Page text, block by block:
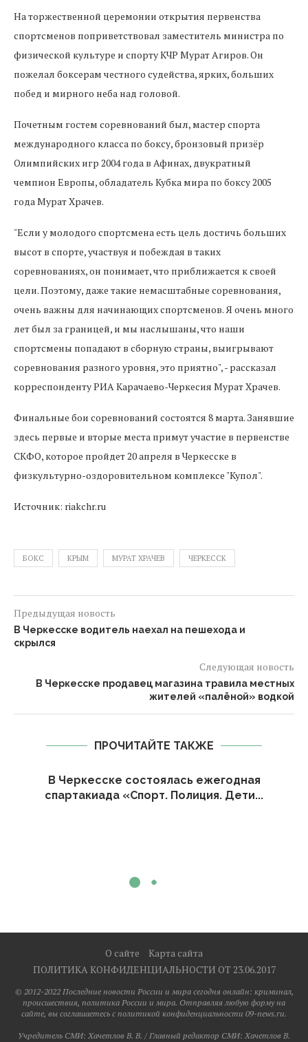
На торжественной церемонии открытия первенства
спортсменов поприветствовал заместитель министра по
физической культуре и спорту КЧР Мурат Агиров. Он
пожелал боксерам честного судейства, ярких, больших
побед и мирного неба над головой.
Почетным гостем соревнований был, мастер спорта
международного класса по боксу, бронзовый призёр
Олимпийских игр 2004 года в Афинах, двукратный
чемпион Европы, обладатель Кубка мира по боксу 2005
года Мурат Храчев.
"Если у молодого спортсмена есть цель достичь больших
высот в спорте, участвуя и побеждая в таких
соревнованиях, он понимает, что приближается к своей
цели. Поэтому, даже такие немасштабные соревнования,
очень важны для начинающих спортсменов. Я очень много
лет был за границей, и мы наслышаны, что наши
спортсмены попадают в сборную страны, выигрывают
соревнования разного уровня, это приятно", - рассказал
корреспонденту РИА Карачаево-Черкесия Мурат Храчев.
Финальные бои соревнований состоятся 8 марта. Занявшие
здесь первые и вторые места примут участие в первенстве
СКФО, которое пройдет 20 апреля в Черкесске в
физкультурно-оздоровительном комплексе "Купол".
Источник: riakchr.ru
БОКС КРЫМ МУРАТ ХРАЧЕВ ЧЕРКЕССК
Предыдущая новость
В Черкесске водитель наехал на пешехода и
скрылся
Следующая новость
В Черкесске продавец магазина травила местных
жителей «палёной» водкой
ПРОЧИТАЙТЕ ТАКЖЕ
В Черкесске состоялась ежегодная
спартакиада «Спорт. Полиция. Дети...
О сайте
Карта сайта
ПОЛИТИКА КОНФИДЕНЦИАЛЬНОСТИ ОТ 23.06.2017
© 2012-2022 Последние новости России и мира сегодня онлайн: криминал,
происшествия, политика России и мира. Отправляя любую форму на
сайте, вы соглашаетесь с политикой конфиденциальности 09-news.ru.
Учредитель СМИ: Хaчeтлoв B. B. / Главный редактор СМИ: Хaчeтлoв B.